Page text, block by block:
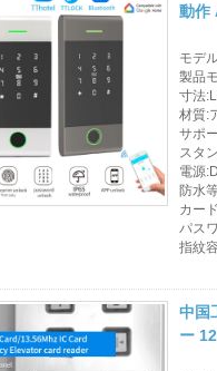
動作
モデ
製品
寸法
材質:
サポ
スタ
電源
防水
カー
パス
指紋
中国
ー